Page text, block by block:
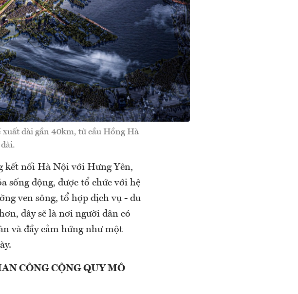
xuất dài gần 40km, từ cầu Hồng Hà
kết nối Hà Nội với Hưng Yên,
sống động, được tổ chức với hệ
ven sông, tổ hợp dịch vụ - du
đây sẽ là nơi người dân có
và đầy cảm hứng như một
CÔNG CỘNG QUY MÔ